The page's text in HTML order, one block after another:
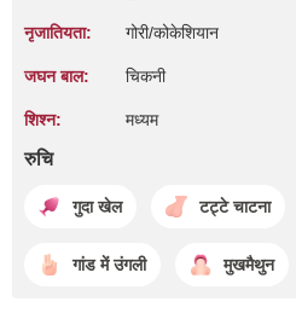
नृजातियता: गोरी/कोकेशियान
जघन बाल: चिकनी
शिश्न: मध्यम
रुचि
गुदा खेल टट्टे चाटना
गांड में उंगली मुखमैथुन